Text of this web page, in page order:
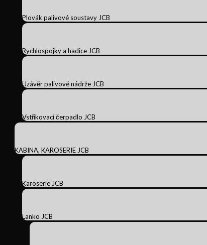
Plovák palivové soustavy JCB
Rychlospojky a hadice JCB
Uzávěr palivové nádrže JCB
Vstřikovací čerpadlo JCB
KABINA, KAROSERIE JCB
Karoserie JCB
Lanko JCB